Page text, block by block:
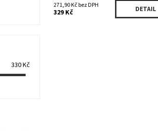
271,90 Kč bez DPH
329 Kč DETAIL
330Kč